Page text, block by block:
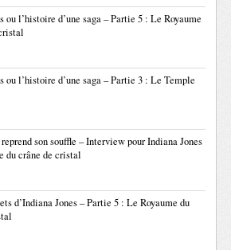
ou l’histoire d’une saga – Partie 5 : Le Royaume
ou l’histoire d’une saga – Partie 3 : Le Temple
son souffle – Interview pour Indiana Jones
du crâne de cristal
d’Indiana Jones – Partie 5 : Le Royaume du